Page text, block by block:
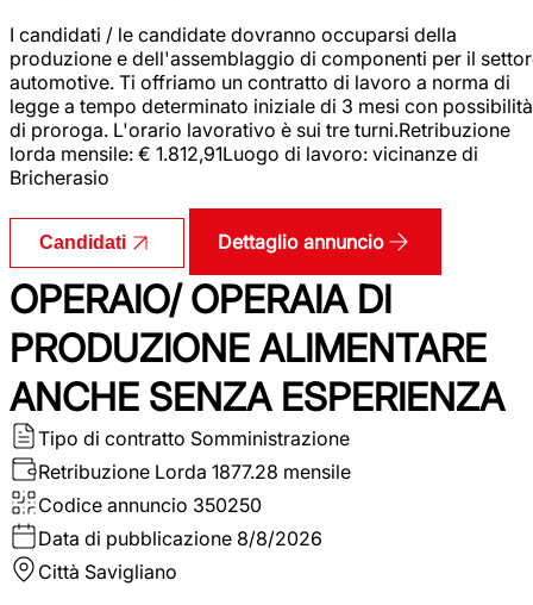
I candidati / le candidate dovranno occuparsi della
produzione e dell'assemblaggio di componenti per il
automotive. Ti offriamo un contratto di lavoro a norma di
legge a tempo determinato iniziale di 3 mesi con possibilità
di proroga. L'orario lavorativo è sui tre turni.Retribuzione
lorda mensile: € 1.812,91Luogo di lavoro: vicinanze di
Bricherasio
Candidati Dettaglio annuncio
OPERAIO/ OPERAIA DI
PRODUZIONE ALIMENTARE
ANCHE SENZA ESPERIENZA
Tipo di contratto Somministrazione
Retribuzione Lorda 1877.28 mensile
Codice annuncio 350250
Data di pubblicazione 8/8/2026
Città Savigliano